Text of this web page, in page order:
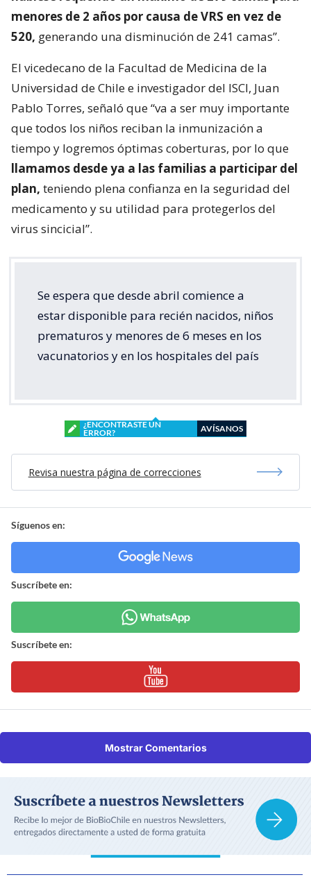
menores de 2 años por causa de VRS en vez de
520, generando una disminución de 241 camas”.
El vicedecano de la Facultad de Medicina de la
Universidad de Chile e investigador del ISCI, Juan
Pablo Torres, señaló que “va a ser muy importante
que todos los niños reciban la inmunización a
tiempo y logremos óptimas coberturas, por lo que
llamamos desde ya a las familias a participar del
plan, teniendo plena confianza en la seguridad del
medicamento y su utilidad para protegerlos del
virus sincicial”.
Se espera que desde abril comience a
estar disponible para recién nacidos, niños
prematuros y menores de 6 meses en los
vacunatorios y en los hospitales del país
¿ENCONTRASTE UN
ERROR?
AVÍSANOS
Revisa nuestra página de correcciones
Síguenos en:
Suscríbete en:
Suscríbete en:
Mostrar Comentarios